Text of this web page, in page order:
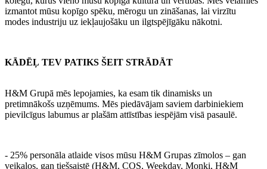
izmantot mūsu kopīgo spēku, mērogu un zināšanas, lai virzītu
modes industriju uz iekļaujošāku un ilgtspējīgāku nākotni.
KĀDĒĻ TEV PATIKS ŠEIT STRĀDĀT ​
H&M Grupā mēs lepojamies, ka esam tik dinamisks un
pretimnākošs uzņēmums. Mēs piedāvājam saviem darbiniekiem
pievilcīgus labumus ar plašām attīstības iespējām visā pasaulē.
- 25% personāla atlaide visos mūsu H&M Grupas zīmolos – gan
veikalos, gan tiešsaistē (H&M, COS, Weekday, Monki, H&M